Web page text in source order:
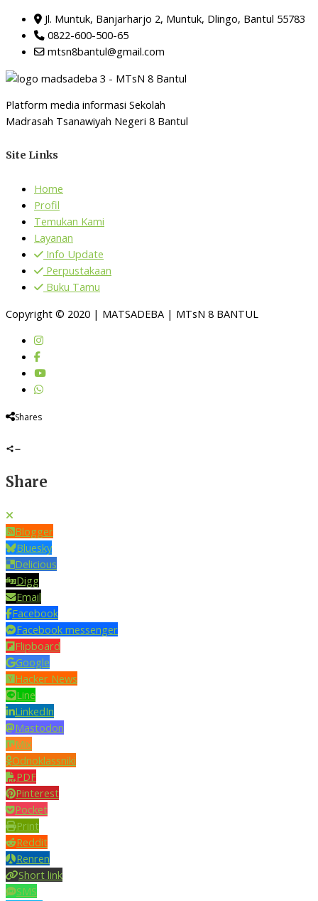
Jl. Muntuk, Banjarharjo 2, Muntuk, Dlingo, Bantul 55783
0822-600-500-65
mtsn8bantul@gmail.com
Platform media informasi Sekolah
Madrasah Tsanawiyah Negeri 8 Bantul
Site Links
Home
Profil
Temukan Kami
Layanan
Info Update
Perpustakaan
Buku Tamu
Copyright © 2020 | MATSADEBA | MTsN 8 BANTUL
Shares
Share
Blogger
Bluesky
Delicious
Digg
Email
Facebook
Facebook messenger
Flipboard
Google
Hacker News
Line
LinkedIn
Mastodon
Mix
Odnoklassniki
PDF
Pinterest
Pocket
Print
Reddit
Renren
Short link
SMS